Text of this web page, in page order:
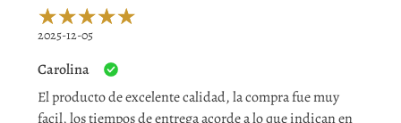
2025-12-05
Carolina
El producto de excelente calidad, la compra fue muy
facil, los tiempos de entrega acorde a lo que indican en